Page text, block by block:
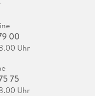
00
Uhr
75
Uhr